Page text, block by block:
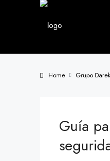
Home Grupo
Guía